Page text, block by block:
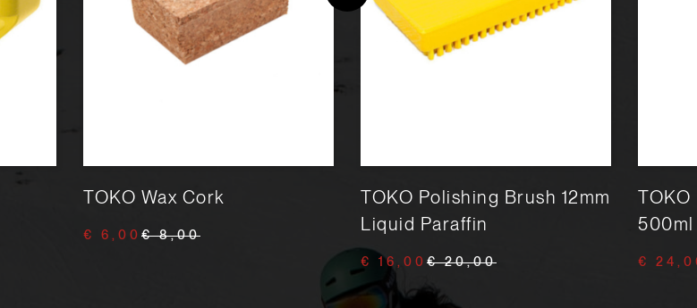
TOKO Wax Cork
€ 6,00 € 8,00
TOKO Polishing Brush 12mm
Liquid Paraffin
€ 16,00 € 20,00
TOKO
500ml
€